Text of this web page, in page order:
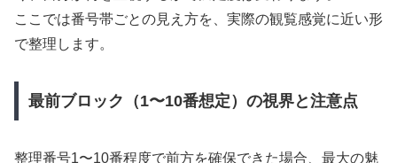
ここでは番号帯ごとの見え方を、実際の観覧感覚に近い形
で整理します。
最前ブロック（1〜10番想定）の視界と注意点
整理番号1〜10番程度で前方を確保できた場合、最大の魅